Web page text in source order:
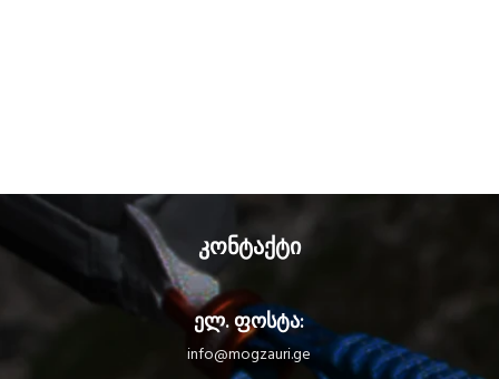
SBS braid system
Favorite diameter
კონტაქტი
ელ. ფოსტა:
info@mogzauri.ge